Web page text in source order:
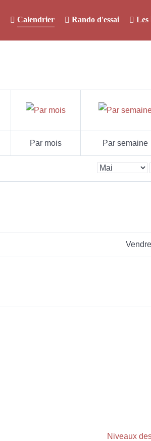
Calendrier Rando d'essai Les
Par mois Par semaine
Niveaux